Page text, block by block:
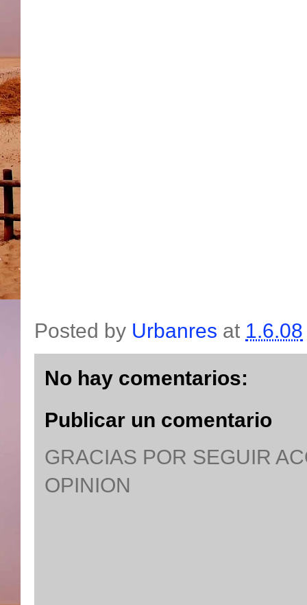
Posted by Urbanres at 1.6.08
No hay comentarios:
Publicar un comentario
GRACIAS POR SEGUIR
OPINION